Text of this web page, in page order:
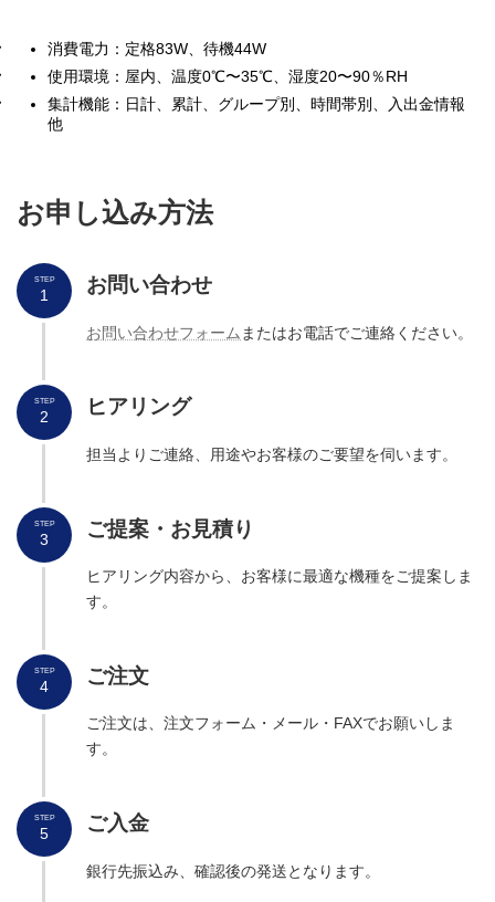
消費電力：定格83W、待機44W
使用環境：屋内、温度0℃〜35℃、湿度20〜90％RH
集計機能：日計、累計、グループ別、時間帯別、入出金情報
他
お申し込み方法
お問い合わせ
お問い合わせフォーム またはお電話でご連絡ください。
STEP
1
ヒアリング
担当よりご連絡、用途やお客様のご要望を伺います。
STEP
2
ご提案・お見積り
ヒアリング内容から、お客様に最適な機種をご提案しま
す。
STEP
3
ご注文
ご注文は、注文フォーム・メール・FAXでお願いしま
す。
STEP
4
ご入金
銀行先振込み、確認後の発送となります。
STEP
5